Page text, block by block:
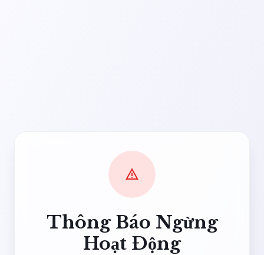
warning
Thông Báo Ngừng
Hoạt Động